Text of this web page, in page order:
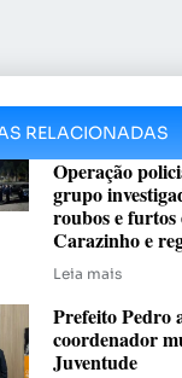
RELACIONADAS
Operação
grupo
roubos e furtos
Carazinho e
Leia mais
Prefeito Pedro
coordenador
Juventude